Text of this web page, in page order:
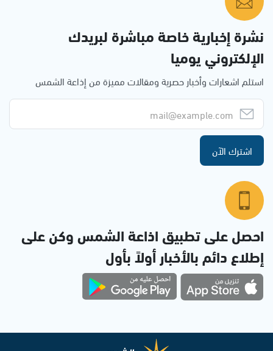
نشرة إخبارية خاصة مباشرة لبريدك
الإلكتروني يوميا
استلم اشعارات وأخبار حصرية ومقالات مميزة من إذاعة الشمس
اشترك الآن
احصل على تطبيق اذاعة الشمس وكن على
إطلاع دائم بالأخبار أولاً بأول